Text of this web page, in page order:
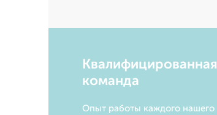
Квалифицированная
команда
Опыт работы каждого нашего